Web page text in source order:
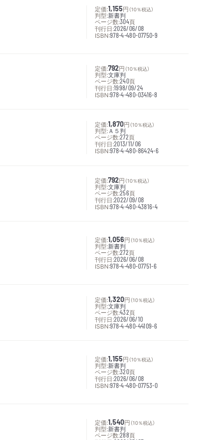
定価:1,155円 （10％税込）
判型:新書判
ページ数:304頁
刊行日:2026/06/08
ISBN:978-4-480-07750-9
定価:792円 （10％税込）
判型:文庫判
ページ数:240頁
刊行日:1998/09/24
ISBN:978-4-480-03416-8
定価:1,870円 （10％税込）
判型: Ａ５判
ページ数:272頁
刊行日:2013/11/06
ISBN:978-4-480-86424-6
定価:792円 （10％税込）
判型:文庫判
ページ数:256頁
刊行日:2022/09/08
ISBN:978-4-480-43816-4
定価:1,056円 （10％税込）
判型:新書判
ページ数:272頁
刊行日:2026/06/08
ISBN:978-4-480-07751-6
定価:1,320円 （10％税込）
判型:文庫判
ページ数:432頁
刊行日:2026/06/10
ISBN:978-4-480-44109-6
定価:1,155円 （10％税込）
判型:新書判
ページ数:320頁
刊行日:2026/06/08
ISBN:978-4-480-07753-0
定価:1,540円 （10％税込）
判型:新書判
ページ数:288頁